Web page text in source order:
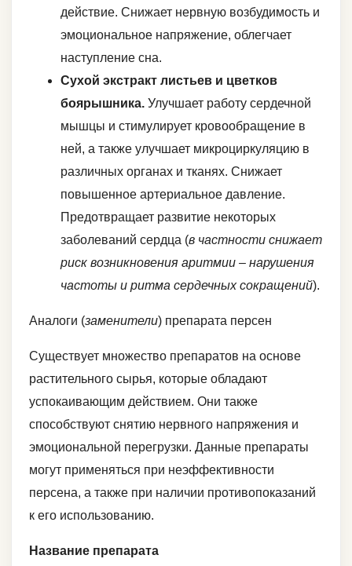
действие. Снижает нервную возбудимость и
эмоциональное напряжение, облегчает
наступление сна.
Сухой экстракт листьев и цветков
боярышника. Улучшает работу сердечной
мышцы и стимулирует кровообращение в
ней, а также улучшает микроциркуляцию в
различных органах и тканях. Снижает
повышенное артериальное давление.
Предотвращает развитие некоторых
заболеваний сердца (в частности снижает
риск возникновения аритмии – нарушения
частоты и ритма сердечных сокращений).
Аналоги (заменители) препарата персен
Существует множество препаратов на основе
растительного сырья, которые обладают
успокаивающим действием. Они также
способствуют снятию нервного напряжения и
эмоциональной перегрузки. Данные препараты
могут применяться при неэффективности
персена, а также при наличии противопоказаний
к его использованию.
Название препарата